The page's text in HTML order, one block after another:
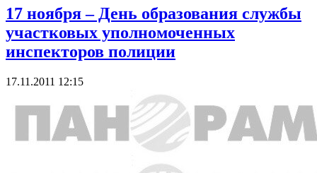
17 ноября – День образования службы
участковых уполномоченных
инспекторов полиции
17.11.2011 12:15